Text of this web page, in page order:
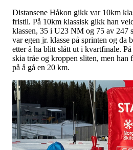
Distansene Håkon gikk var 10km
fristil. På 10km klassisk gikk han
klassen, 35 i U23 NM og 75 av 247
var egen jr. klasse på sprinten og da
etter å ha blitt slått ut i kvartfinale.
skia tråe og kroppen sliten, men
på å gå en 20 km.